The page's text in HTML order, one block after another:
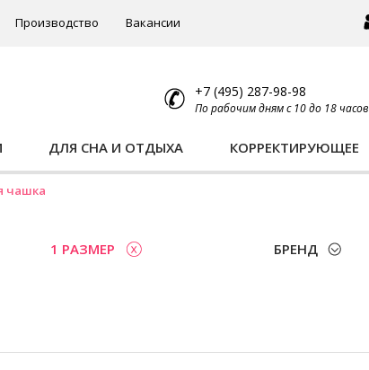
Производство Вакансии
+7 (495) 287-98-98
По рабочим дням с 10 до 18 часов
ДЛЯ СНА И ОТДЫХА КОРРЕКТИРУЮЩЕЕ
чашка
1 РАЗМЕР БРЕНД